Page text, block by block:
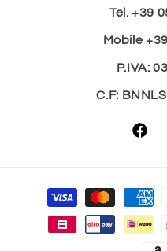
Tel. +39
Mobile
P.IVA:
C.F:
Metodi
pagamento